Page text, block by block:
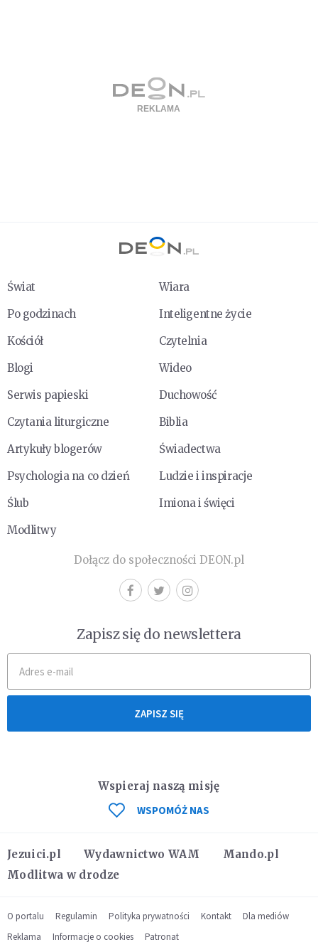
Świat
Wiara
Po godzinach
Inteligentne życie
Kościół
Czytelnia
Blogi
Wideo
Serwis papieski
Duchowość
Czytania liturgiczne
Biblia
Artykuły blogerów
Świadectwa
Psychologia na co dzień
Ludzie i inspiracje
Ślub
Imiona i święci
Modlitwy
Dołącz do społeczności DEON.pl
Zapisz się do newslettera
ZAPISZ SIĘ
Jezuici.pl Wydawnictwo WAM
Mando.pl
Modlitwa w drodze
Wspieraj naszą misję
WSPOMÓŻ NAS
O portalu Regulamin Polityka prywatności Kontakt
Dla mediów
Reklama
Informacje o cookies Patronat